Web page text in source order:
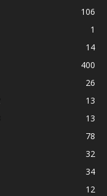
106
1
14
400
26
13
13
78
32
34
12